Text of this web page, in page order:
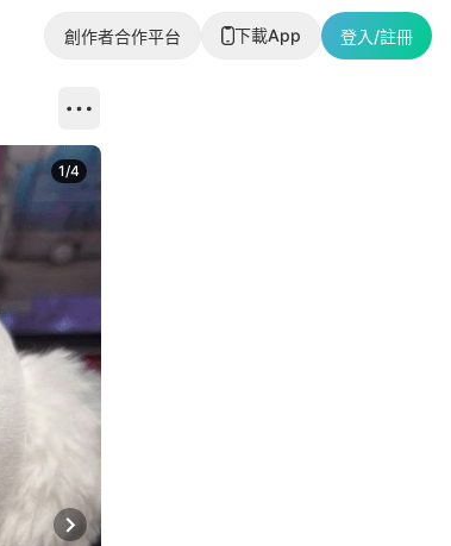
創作者合作平台 下載App 登入/註冊
Next slide
1/4